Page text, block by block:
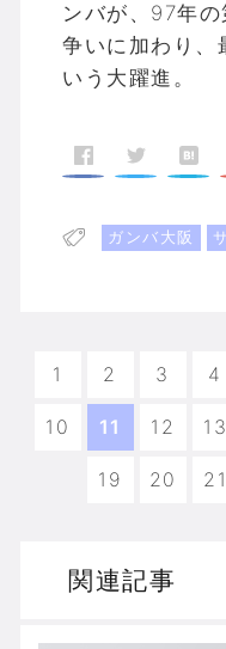
ンバが、97年
争いに加わり、
いう大躍進。
ガンバ大阪
1 2 3 4
10 11 12 13
19 20 21
関連記事